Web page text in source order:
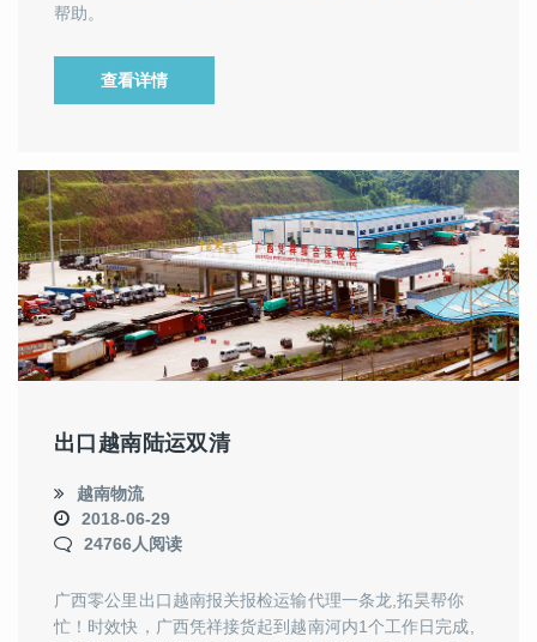
帮助。
查看详情
出口越南陆运双清
越南物流
2018-06-29
24766人阅读
广西零公里出口越南报关报检运输代理一条龙,拓昊帮你
忙！时效快，广西凭祥接货起到越南河内1个工作日完成,